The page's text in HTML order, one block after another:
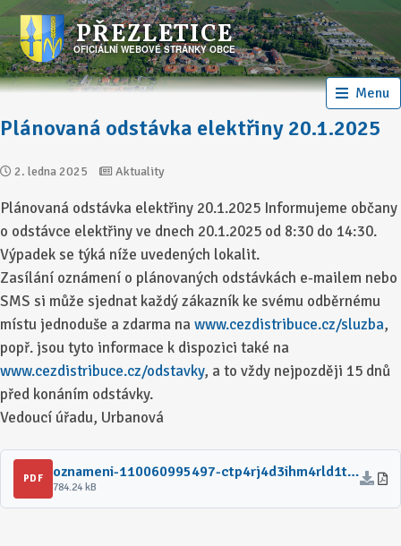
PŘEZLETICE
OFICIÁLNÍ WEBOVÉ STRÁNKY OBCE
Menu
Plánovaná odstávka elektřiny 20.1.2025
2. ledna 2025 Aktuality
Plánovaná odstávka elektřiny 20.1.2025 Infor­mujeme občany
o odstávce elektřiny ve dnech 20.1.2025 od 8:30 do 14:30.
Výpadek se týká níže uvedených lokalit.
Zasílání oznámení o plánovaných odstávkách e-mailem nebo
SMS si může sjednat každý zákazník ke svému odběrnému
místu jednoduše a zdarma na www.cezdistribuce.cz/sluzba,
popř. jsou tyto informace k dispozici také na
www.cezdistribuce.cz/odstavky, a to vždy nejpozději 15 dnů
před konáním odstávky.
Vedoucí úřadu, Urbanová
PDF oznameni-110060995497-ctp4rj4d3ihm4rld1t30.pdf
784.24 kB